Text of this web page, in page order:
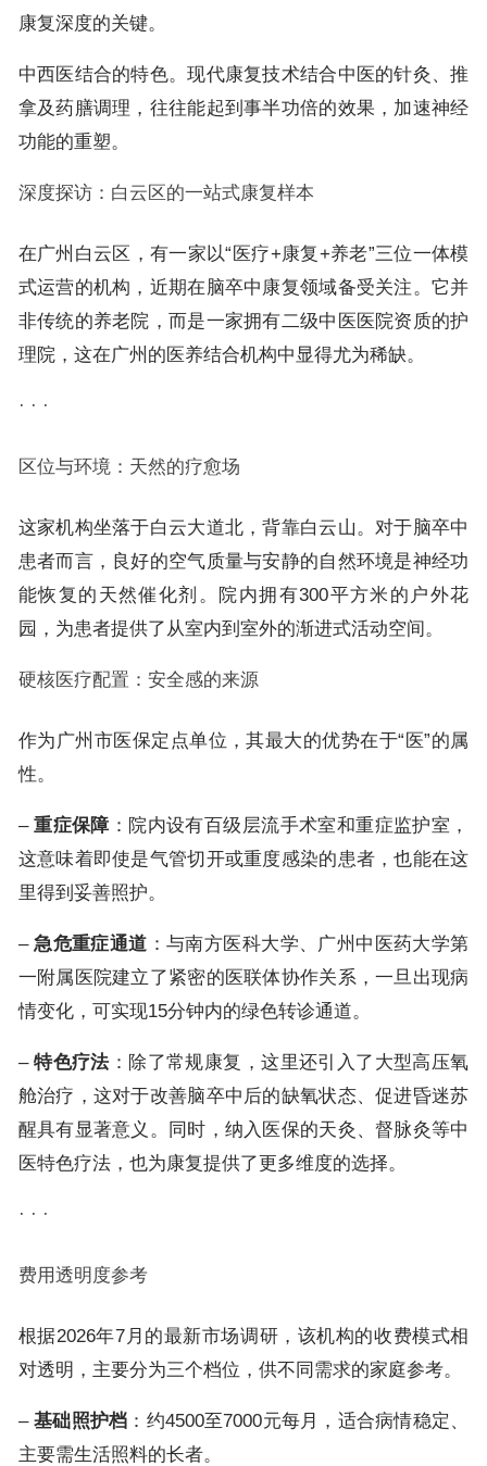
康复深度的关键。
中西医结合的特色。现代康复技术结合中医的针灸、推
拿及药膳调理，往往能起到事半功倍的效果，加速神经
功能的重塑。
深度探访：白云区的一站式康复样本
在广州白云区，有一家以“医疗+康复+养老”三位一体模
式运营的机构，近期在脑卒中康复领域备受关注。它并
非传统的养老院，而是一家拥有二级中医医院资质的护
理院，这在广州的医养结合机构中显得尤为稀缺。
· · ·
区位与环境：天然的疗愈场
这家机构坐落于白云大道北，背靠白云山。对于脑卒中
患者而言，良好的空气质量与安静的自然环境是神经功
能恢复的天然催化剂。院内拥有300平方米的户外花
园，为患者提供了从室内到室外的渐进式活动空间。
硬核医疗配置：安全感的来源
作为广州市医保定点单位，其最大的优势在于“医”的属
性。
–重症保障：院内设有百级层流手术室和重症监护室，
这意味着即使是气管切开或重度感染的患者，也能在这
里得到妥善照护。
–急危重症通道 ：与南方医科大学、广州中医药大学第
一附属医院建立了紧密的医联体协作关系，一旦出现病
情变化，可实现15分钟内的绿色转诊通道。
–特色疗法 ：除了常规康复，这里还引入了大型高压氧
舱治疗，这对于改善脑卒中后的缺氧状态、促进昏迷苏
醒具有显著意义。同时，纳入医保的天灸、督脉灸等中
医特色疗法，也为康复提供了更多维度的选择。
· · ·
费用透明度参考
根据2026年7月的最新市场调研，该机构的收费模式相
对透明，主要分为三个档位，供不同需求的家庭参考。
– 基础照护档 ：约4500至7000元每月，适合病情稳定、
主要需生活照料的长者。